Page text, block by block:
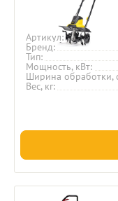
Артикул
Бренд
Тип
Мощность, кВт
Ширина обработки,
Вес, кг